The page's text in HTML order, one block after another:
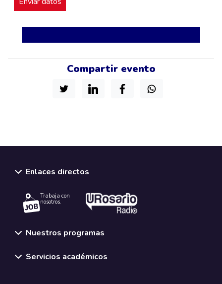
Compartir evento
Enlaces directos
Trabaja con
nosotros.
Nuestros programas
Servicios académicos